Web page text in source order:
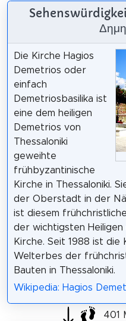
Sehenswürdigkeit
Die Kirche Hagios
Demetrios oder
einfach
Demetriosbasilika ist
eine dem heiligen
Demetrios von
Thessaloniki
geweihte
frühbyzantinische
Kirche in Thessaloniki.
der Oberstadt in der
ist diesem
der wichtigsten
Kirche. Seit 1988 ist die
Welterbes der
Bauten in Thessaloniki.
Wikipedia: Hagios
401